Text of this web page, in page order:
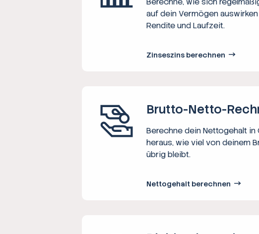
auf dein Vermögen
Rendite und Laufzeit.
Zinseszins berechnen
Brutto-Netto-­
Berechne dein Nettogehalt
heraus, wie viel von deinem
übrig bleibt.
Nettogehalt berechnen